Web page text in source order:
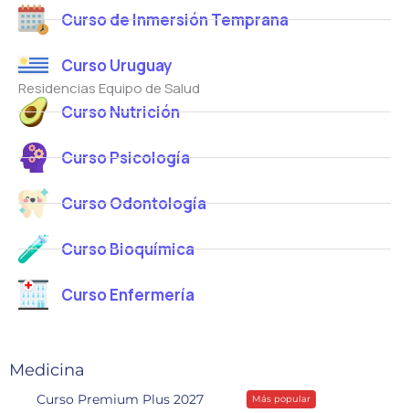
Curso de Inmersión Temprana
Curso Uruguay
Residencias Equipo de Salud
Curso Nutrición
Curso Psicología
Curso Odontología
Curso Bioquímica
Curso Enfermería
Medicina
Curso Premium Plus 2027 Más popular